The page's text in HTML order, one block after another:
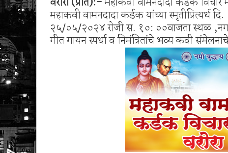
1 व 2 ऑगस्ट रोजी जिल्हास्तरीय कनिष्ठ गट
शेगाव पोलीस यांचा गर्भपात प्रकरणातील बोगस डॉ.
महाकवी वामनदादा कर्डक यांच्या स्मृतीप्रित्यर्थ दि.
२५/०५/२०२४ रोजी स. १०: ००वाजता स्थळ
गीत गायन स्पर्धा व निमंत्रितांचे भव्य कवी